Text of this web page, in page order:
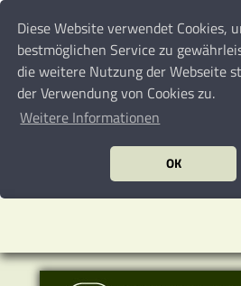
Diese Website verwendet Cookies,
bestmöglichen Service zu
die weitere Nutzung der Webseite
der Verwendung von Cookies zu.
Weitere Informationen
OK